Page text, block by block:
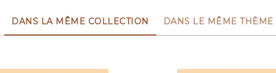
DANS LA MÊME COLLECTION DANS LE MÊME THÈME